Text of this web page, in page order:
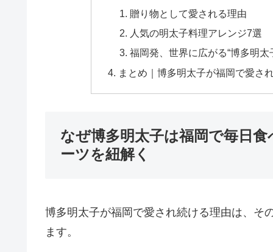
贈り物として愛される理由
人気の明太子料理アレンジ7選
福岡発、世界に広がる“博多明太
まとめ｜博多明太子が福岡で愛さ
なぜ博多明太子は福岡で毎日
ーツを紐解く
博多明太子が福岡で愛され続ける理由は、そ
ます。